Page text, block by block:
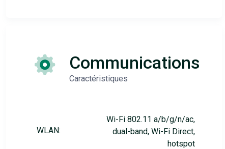
Communications
Caractéristiques
WLAN:
Wi-Fi 802.11 a/b/g/n/ac,
dual-band, Wi-Fi Direct,
hotspot